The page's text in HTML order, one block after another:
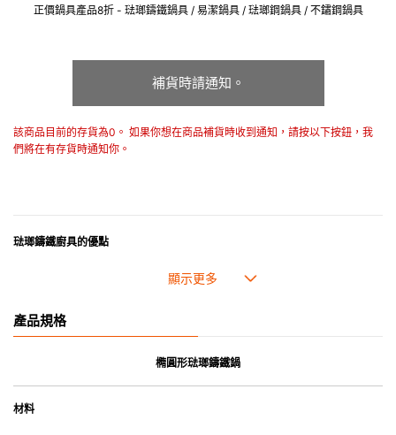
正價鍋具產品8折 - 琺瑯鑄鐵鍋具 / 易潔鍋具 / 琺瑯鋼鍋具 / 不鏽鋼鍋具
補貨時請通知。
該商品目前的存貨為0。 如果你想在商品補貨時收到通知，請按以下按鈕，我
們將在有存貨時通知你。
琺瑯鑄鐵廚具的優點
• 琺瑯鑄鐵傳熱性均勻，不會產生過熱點。
• 重身的鍋蓋能有助防止蒸氣溜走,易於 保持食物的原汁原味。
• 琺瑯抗酸鹼，不會殘留氣味，安全衛生。
產品規格
橢圓形琺瑯鑄鐵鍋
材料